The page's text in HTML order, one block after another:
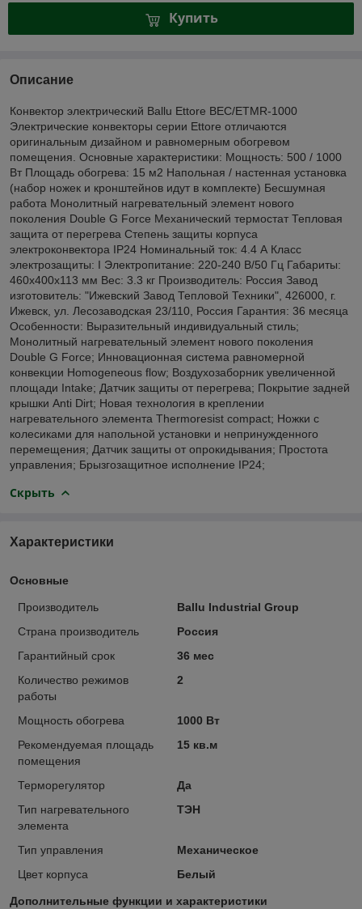
Купить
Описание
Конвектор электрический Ballu Ettore BEC/ETMR-1000
Электрические конвекторы серии Ettore отличаются
оригинальным дизайном и равномерным обогревом
помещения. Основные характеристики: Мощность: 500 / 1000
Вт Площадь обогрева: 15 м2 Напольная / настенная установка
(набор ножек и кронштейнов идут в комплекте) Бесшумная
работа Монолитный нагревательный элемент нового
поколения Double G Force Механический термостат Тепловая
защита от перегрева Степень защиты корпуса
электроконвектора IP24 Номинальный ток: 4.4 А Класс
электрозащиты: I Электропитание: 220-240 В/50 Гц Габариты:
460х400х113 мм Вес: 3.3 кг Производитель: Россия Завод
изготовитель: "Ижевский Завод Тепловой Техники", 426000, г.
Ижевск, ул. Лесозаводская 23/110, Россия Гарантия: 36 месяца
Особенности: Выразительный индивидуальный стиль;
Монолитный нагревательный элемент нового поколения
Double G Force; Инновационная система равномерной
конвекции Homogeneous flow; Воздухозаборник увеличенной
площади Intake; Датчик защиты от перегрева; Покрытие задней
крышки Anti Dirt; Новая технология в креплении
нагревательного элемента Thermoresist compact; Ножки с
колесиками для напольной установки и непринужденного
перемещения; Датчик защиты от опрокидывания; Простота
управления; Брызгозащитное исполнение IP24;
Скрыть
Характеристики
Основные
Производитель
Ballu Industrial Group
Страна производитель
Россия
Гарантийный срок
36 мес
Количество режимов
работы
2
Мощность обогрева
1000 Вт
Рекомендуемая площадь
помещения
15 кв.м
Терморегулятор
Да
Тип нагревательного
элемента
ТЭН
Тип управления
Механическое
Цвет корпуса
Белый
Дополнительные функции и характеристики